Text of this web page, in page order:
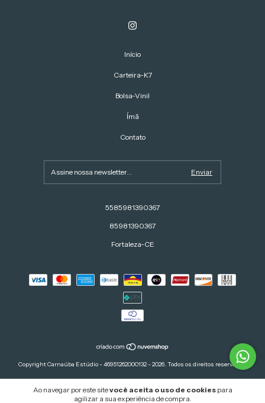
Ao navegar por este sitevocê aceita o uso de cookiespara
agilizar a sua experiência de compra.
Início
Carteira-K7
Bolsa-Vinil
Ímã
Contato
5585981390367
85981390367
Fortaleza-CE
Copyright Carnaúba Estúdio - 46951262000132 - 2026. Todos os direitos reservados.